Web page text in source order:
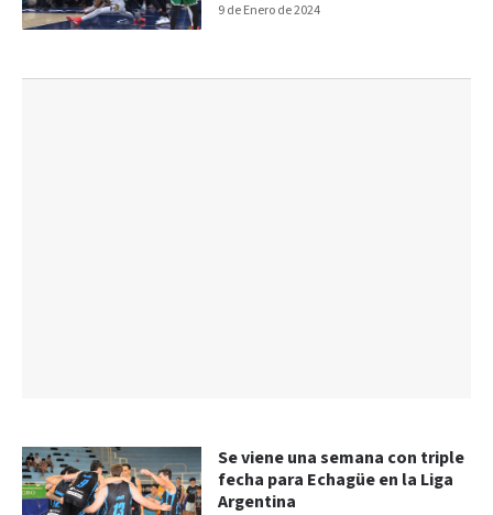
9 de Enero de 2024
Se viene una semana con triple
fecha para Echagüe en la Liga
Argentina